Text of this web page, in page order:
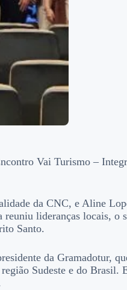
Vai Turismo –
da CNC, e Aline
lideranças locais, o
Santo.
da Gramadotur,
Sudeste e do Brasil.